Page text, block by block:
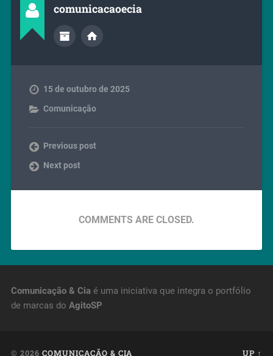
comunicacaoecia
15 de outubro de 2025
Comunicação
Previous post
Next post
COMMENTS ARE CLOSED.
Comunicação & Ciaé uma iniciativa que integra o portfólio
de marcas do AgitoSP
© 2026 COMUNICAÇÃO & CIA UP ↑